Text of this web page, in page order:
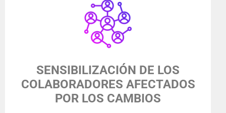
SENSIBILIZACIÓN DE LOS
COLABORADORES AFECTADOS
POR LOS CAMBIOS